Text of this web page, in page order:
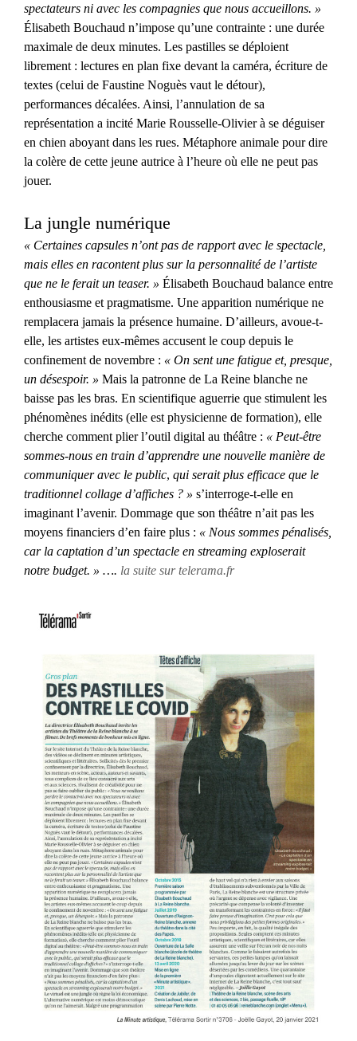
spectateurs ni avec les compagnies que nous accueillons. »
Élisabeth Bouchaud n’impose qu’une contrainte : une durée
maximale de deux minutes. Les pastilles se déploient
librement : lectures en plan fixe devant la caméra, écriture de
textes (celui de Faustine Noguès vaut le détour),
performances décalées. Ainsi, l’annulation de sa
représentation a incité Marie Rousselle-Olivier à se déguiser
en chien aboyant dans les rues. Métaphore animale pour dire
la colère de cette jeune autrice à l’heure où elle ne peut pas
jouer.
La jungle numérique
« Certaines capsules n’ont pas de rapport avec le spectacle,
mais elles en racontent plus sur la personnalité de l’artiste
que ne le ferait un teaser. » Élisabeth Bouchaud balance entre
enthousiasme et pragmatisme. Une apparition numérique ne
remplacera jamais la présence humaine. D’ailleurs, avoue-t-
elle, les artistes eux-mêmes accusent le coup depuis le
confinement de novembre : « On sent une fatigue et, presque,
un désespoir. » Mais la patronne de La Reine blanche ne
baisse pas les bras. En scientifique aguerrie que stimulent les
phénomènes inédits (elle est physicienne de formation), elle
cherche comment plier l’outil digital au théâtre : « Peut-être
sommes-nous en train d’apprendre une nouvelle manière de
communiquer avec le public, qui serait plus efficace que le
traditionnel collage d’affiches ? » s’interroge-t-elle en
imaginant l’avenir. Dommage que son théâtre n’ait pas les
moyens financiers d’en faire plus : « Nous sommes pénalisés,
car la captation d’un spectacle en streaming exploserait
notre budget. » …. la suite sur telerama.fr